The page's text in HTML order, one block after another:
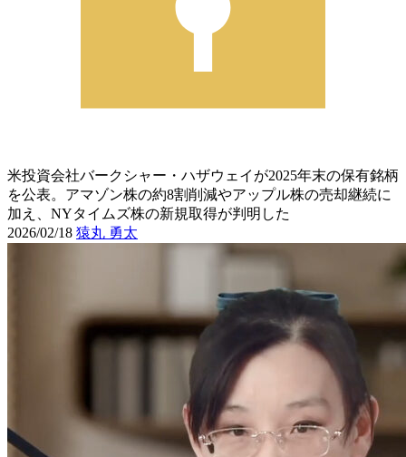
米投資会社バークシャー・ハザウェイが2025年末の保有銘柄
を公表。アマゾン株の約8割削減やアップル株の売却継続に
加え、NYタイムズ株の新規取得が判明した
2026/02/18 猿丸 勇太